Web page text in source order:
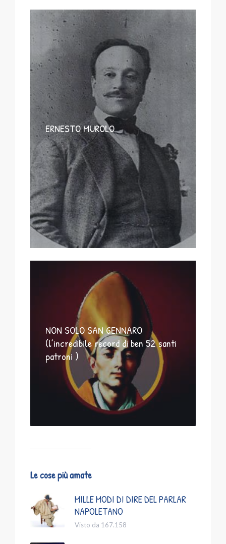
ERNESTO MUROLO
NON SOLO SAN GENNARO
(l’incredibile record di ben 52 santi
patroni )
Le cose più amate
MILLE MODI DI DIRE DEL PARLAR
NAPOLETANO
Visto da 167.158